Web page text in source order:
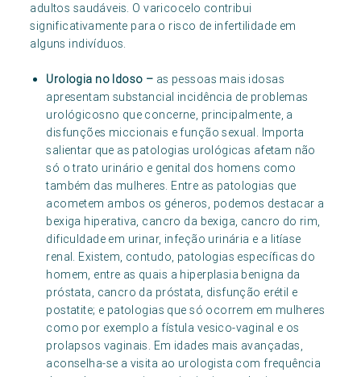
adultos saudáveis. O varicocelo contribui
significativamente para o risco de infertilidade em
alguns indivíduos.
Urologia no Idoso – as pessoas mais idosas
apresentam substancial incidência de problemas
urológicosno que concerne, principalmente, a
disfunções miccionais e função sexual. Importa
salientar que as patologias urológicas afetam não
só o trato urinário e genital dos homens como
também das mulheres. Entre as patologias que
acometem ambos os géneros, podemos destacar a
bexiga hiperativa, cancro da bexiga, cancro do rim,
dificuldade em urinar, infeção urinária e a litíase
renal. Existem, contudo, patologias específicas do
homem, entre as quais a hiperplasia benigna da
próstata, cancro da próstata, disfunção erétil e
postatite; e patologias que só ocorrem em mulheres
como por exemplo a fístula vesico-vaginal e os
prolapsos vaginais. Em idades mais avançadas,
aconselha-se a visita ao urologista com frequência